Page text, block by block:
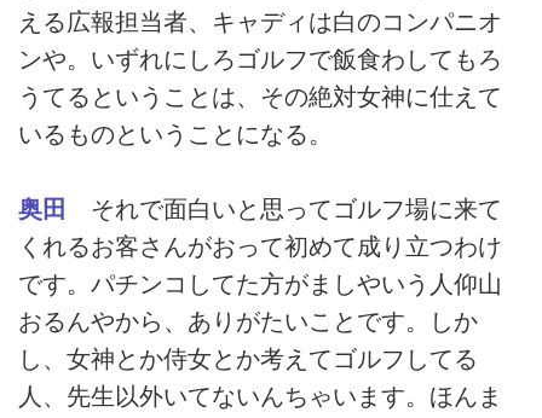
える広報担当者、キャディは白のコンパニオ
ンや。いずれにしろゴルフで飯食わしてもろ
うてるということは、その絶対女神に仕えて
いるものということになる。
奥田
それで面白いと思ってゴルフ場に来て
くれるお客さんがおって初めて成り立つわけ
です。パチンコしてた方がましやいう人仰山
おるんやから、ありがたいことです。しか
し、女神とか侍女とか考えてゴルフしてる
人、先生以外いてないんちゃいます。ほんま